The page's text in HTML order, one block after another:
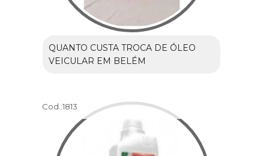
QUANTO CUSTA TROCA DE ÓLEO
VEICULAR EM BELÉM
Cod.:1813